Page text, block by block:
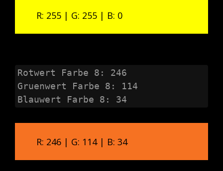
R: 255 | G: 255 | B: 0
Rotwert Farbe 8: 246
Gruenwert Farbe 8: 114
Blauwert Farbe 8: 34
R: 246 | G: 114 | B: 34